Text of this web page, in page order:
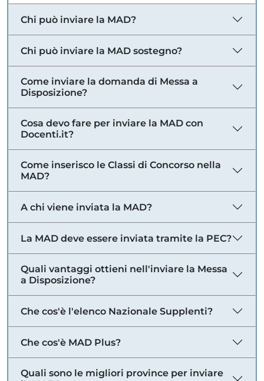
Chi può inviare la MAD?
Chi può inviare la MAD sostegno?
Come inviare la domanda di Messa a
Disposizione?
Cosa devo fare per inviare la MAD con
Docenti.it?
Come inserisco le Classi di Concorso nella
MAD?
A chi viene inviata la MAD?
La MAD deve essere inviata tramite la PEC?
Quali vantaggi ottieni nell'inviare la Messa
a Disposizione?
Che cos'è l'elenco Nazionale Supplenti?
Che cos'è MAD Plus?
Quali sono le migliori province per inviare